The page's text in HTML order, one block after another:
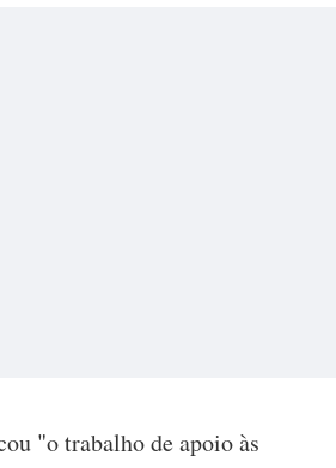
"o trabalho de apoio às